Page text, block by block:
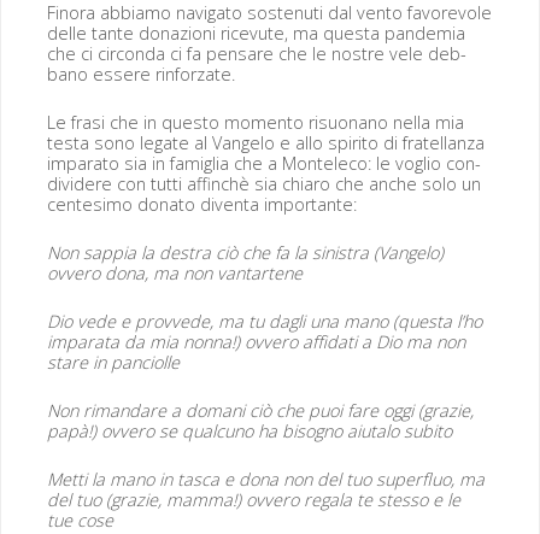
Fino­ra abbi­amo nav­i­ga­to sostenu­ti dal ven­to favorev­ole
delle tante don­azioni rice­vute, ma ques­ta pan­demia
che ci cir­con­da ci fa pen­sare che le nos­tre vele deb­
bano essere rinforzate.
Le frasi che in questo momen­to risuo­nano nel­la mia
tes­ta sono legate al Van­ge­lo e allo spir­i­to di fratel­lan­za
impara­to sia in famiglia che a Mon­t­ele­co: le voglio con­
di­videre con tut­ti affinchè sia chiaro che anche solo un
cen­tes­i­mo dona­to diven­ta importante:
Non sap­pia la destra ciò che fa la sin­is­tra (Van­ge­lo)
ovvero dona, ma non vantartene
Dio vede e provvede, ma tu dagli una mano (ques­ta l’ho
impara­ta da mia non­na!) ovvero affi­dati a Dio ma non
stare in panciolle
Non riman­dare a domani ciò che puoi fare oggi (gra­zie,
papà!) ovvero se qual­cuno ha bisog­no aiu­ta­lo subito
Met­ti la mano in tas­ca e dona non del tuo super­fluo, ma
del tuo (gra­zie, mam­ma!) ovvero regala te stes­so e le
tue cose